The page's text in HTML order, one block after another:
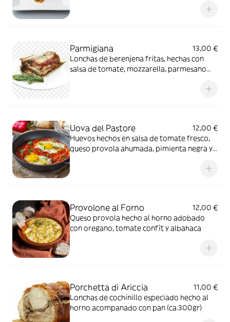
Parmigiana
13,00 €
Lonchas de berenjena fritas, hechas con
salsa de tomate, mozzarella, parmesano
Uova del Pastore
12,00 €
Huevos hechos en salsa de tomate fresco,
queso provola ahumada, pimienta negra y
Provolone al Forno
12,00 €
Queso provola hecho al horno adobado
con oregano, tomate confìt y albahaca
Porchetta di Ariccia
11,00 €
Lonchas de cochinillo especiado hecho al
horno acompanado con pan (ca.300gr)